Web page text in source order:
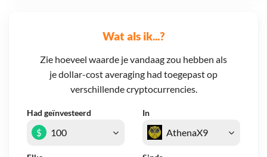
Wat als ik...?
Zie hoeveel waarde je vandaag zou hebben als
je dollar-cost averaging had toegepast op
verschillende cryptocurrencies.
Had geïnvesteerd In
$